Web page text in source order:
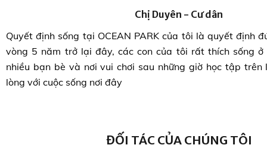
Chị Duyên - Cư dân
Quyết định sống tại OCEAN PARK của tôi là quyết định
vòng 5 năm trở lại đây, các con của tôi rất thích sống
nhiều bạn bè và nơi vui chơi sau những giờ học tập trên
lòng với cuộc sống nơi đây
ĐỐI TÁC CỦA CHÚNG TÔI